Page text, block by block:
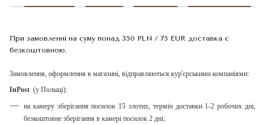
При замовленні на суму понад 350 PLN / 75 EUR доставка є
безкоштовною.
Замовлення, оформлення в магазині, відправляються кур'єрськими компаніями:
InPost (у Польщі):
на камеру зберігання посилок 15 злотих, термін доставки 1-2 робочих дні,
безкоштовне зберігання в камері посилок 2 дні;